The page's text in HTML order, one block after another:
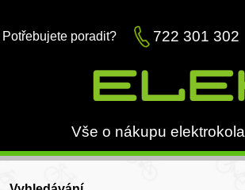
Potřebujete poradit? 722 301 302
Vše o nákupu elektrokola